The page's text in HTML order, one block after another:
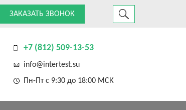
ЗАКАЗАТЬ ЗВОНОК
+7 (812) 509-13-53
info@intertest.su
Пн-Пт с 9:30 до 18:00 МСК